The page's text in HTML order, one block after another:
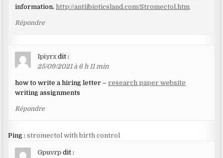
information. http://antiibioticsland.com/Stromectol.htm
Répondre
Ipiyrx dit :
25/09/2021 à 6 h 11 min
how to write a hiring letter –research paper website
writing assignments
Répondre
Ping :stromectol with birth control
Gpuvrp dit :